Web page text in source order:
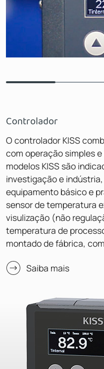
Controlador
O controlador KISS
com operação simples
modelos KISS são
investigação e
equipamento básico e
sensor de temperatura
visulização (não
temperatura de
montado de fábrica,
Saiba mais